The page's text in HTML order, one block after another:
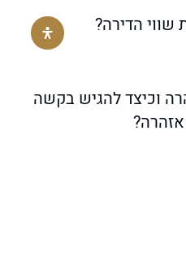
שווי הדירה?
וכיצד להגיש בקשה